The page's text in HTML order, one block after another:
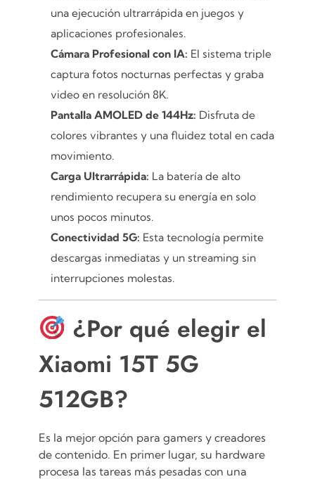
una ejecución ultrarrápida en juegos y
aplicaciones profesionales.
Cámara Profesional con IA: El sistema triple
captura fotos nocturnas perfectas y graba
video en resolución 8K.
Pantalla AMOLED de 144Hz: Disfruta de
colores vibrantes y una fluidez total en cada
movimiento.
Carga Ultrarrápida: La batería de alto
rendimiento recupera su energía en solo
unos pocos minutos.
Conectividad 5G: Esta tecnología permite
descargas inmediatas y un streaming sin
interrupciones molestas.
¿Por qué elegir el
Xiaomi 15T 5G
512GB?
Es la mejor opción para gamers y creadores
de contenido. En primer lugar, su hardware
procesa las tareas más pesadas con una